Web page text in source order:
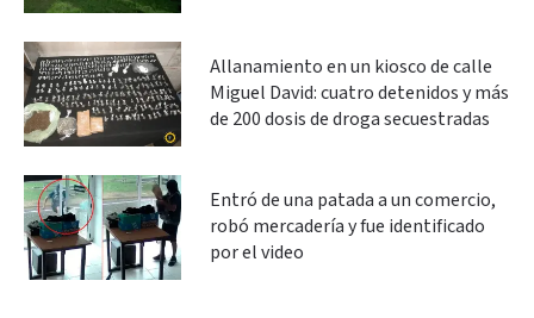
Allanamiento en un kiosco de calle
Miguel David: cuatro detenidos y más
de 200 dosis de droga secuestradas
Entró de una patada a un comercio,
robó mercadería y fue identificado
por el video